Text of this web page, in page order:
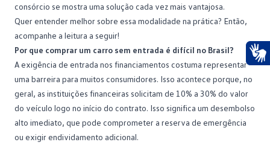
consórcio se mostra uma solução cada vez mais vantajosa.
Quer entender melhor sobre essa modalidade na prática? Então,
acompanhe a leitura a seguir!
Por que comprar um carro sem entrada é difícil no Brasil?
A exigência de entrada nos financiamentos costuma representar
uma barreira para muitos consumidores. Isso acontece porque, no
geral, as instituições financeiras solicitam de 10% a 30% do valor
do veículo logo no início do contrato. Isso significa um desembolso
alto imediato, que pode comprometer a reserva de emergência
ou exigir endividamento adicional.